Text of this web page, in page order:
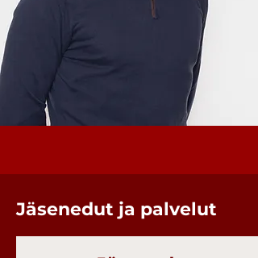
Jäsenedut ja palvelut